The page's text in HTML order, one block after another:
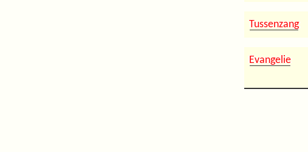
Tussenzang
Evangelie